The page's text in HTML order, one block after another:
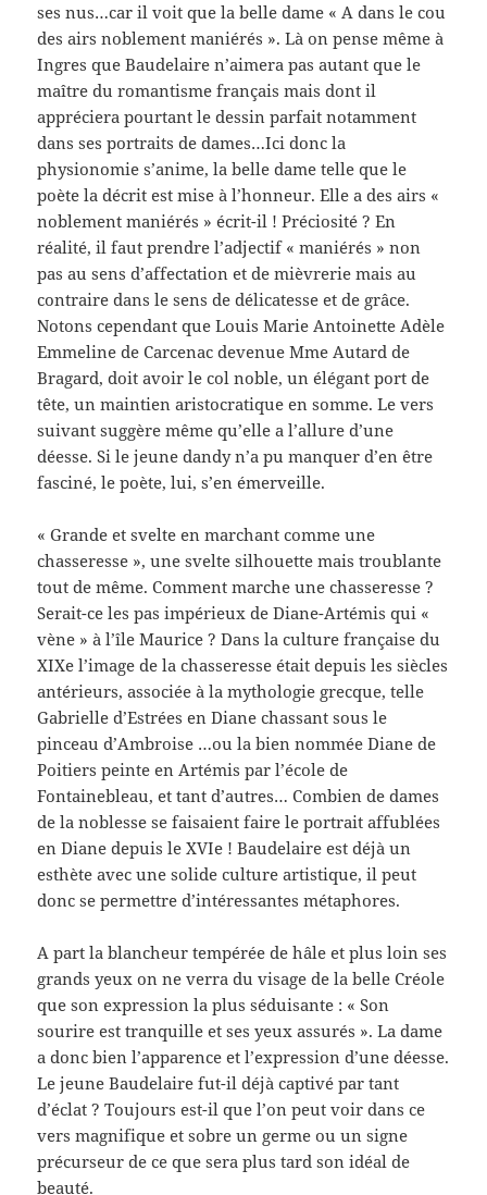
ses nus…car il voit que la belle dame « A dans le cou
des airs noblement maniérés ». Là on pense même à
Ingres que Baudelaire n’aimera pas autant que le
maître du romantisme français mais dont il
appréciera pourtant le dessin parfait notamment
dans ses portraits de dames…Ici donc la
physionomie s’anime, la belle dame telle que le
poète la décrit est mise à l’honneur. Elle a des airs «
noblement maniérés » écrit-il ! Préciosité ? En
réalité, il faut prendre l’adjectif « maniérés » non
pas au sens d’affectation et de mièvrerie mais au
contraire dans le sens de délicatesse et de grâce.
Notons cependant que Louis Marie Antoinette Adèle
Emmeline de Carcenac devenue Mme Autard de
Bragard, doit avoir le col noble, un élégant port de
tête, un maintien aristocratique en somme. Le vers
suivant suggère même qu’elle a l’allure d’une
déesse. Si le jeune dandy n’a pu manquer d’en être
fasciné, le poète, lui, s’en émerveille.
« Grande et svelte en marchant comme une
chasseresse », une svelte silhouette mais troublante
tout de même. Comment marche une chasseresse ?
Serait-ce les pas impérieux de Diane-Artémis qui «
vène » à l’île Maurice ? Dans la culture française du
XIXe l’image de la chasseresse était depuis les siècles
antérieurs, associée à la mythologie grecque, telle
Gabrielle d’Estrées en Diane chassant sous le
pinceau d’Ambroise …ou la bien nommée Diane de
Poitiers peinte en Artémis par l’école de
Fontainebleau, et tant d’autres… Combien de dames
de la noblesse se faisaient faire le portrait affublées
en Diane depuis le XVIe ! Baudelaire est déjà un
esthète avec une solide culture artistique, il peut
donc se permettre d’intéressantes métaphores.
A part la blancheur tempérée de hâle et plus loin ses
grands yeux on ne verra du visage de la belle Créole
que son expression la plus séduisante : « Son
sourire est tranquille et ses yeux assurés ». La dame
a donc bien l’apparence et l’expression d’une déesse.
Le jeune Baudelaire fut-il déjà captivé par tant
d’éclat ? Toujours est-il que l’on peut voir dans ce
vers magnifique et sobre un germe ou un signe
précurseur de ce que sera plus tard son idéal de
beauté.